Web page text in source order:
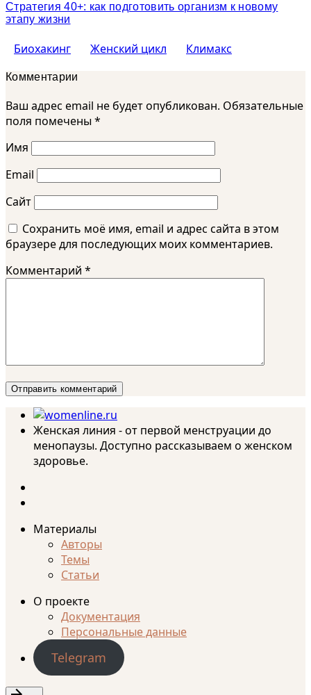
Стратегия 40+: как подготовить организм к новому
этапу жизни
Биохакинг Женский цикл Климакс
Комментарии
Ваш адрес email не будет опубликован. Обязательные
поля помечены*
Имя
Email
Сайт
Сохранить моё имя, email и адрес сайта в этом
браузере для последующих моих комментариев.
Комментарий *
Женская линия - от первой менструации до
менопаузы. Доступно рассказываем о женском
здоровье.
Материалы
Авторы
Темы
Статьи
О проекте
Документация
Персональные данные
Telegram